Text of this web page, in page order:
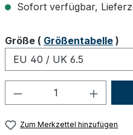
Sofort verfügbar,
Größeauswählen
( Größentabelle )
Produkt Anzahl:
Zum Merkzettel hinzufügen